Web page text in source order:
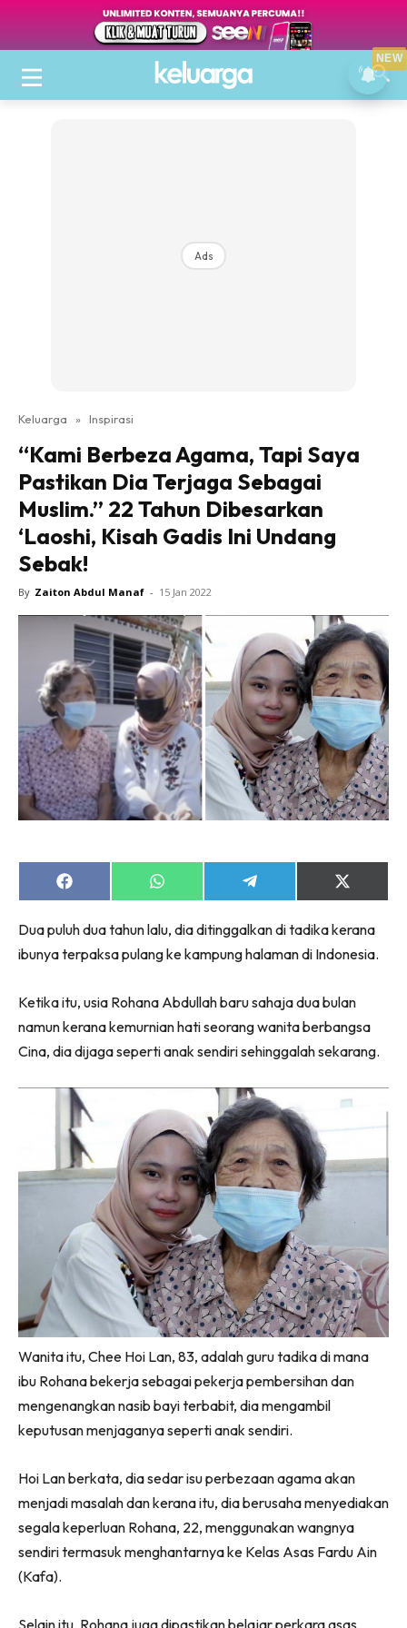
Ads
Keluarga » Inspirasi
“Kami Berbeza Agama, Tapi Saya
Pastikan Dia Terjaga Sebagai
Muslim.” 22 Tahun Dibesarkan
‘Laoshi, Kisah Gadis Ini Undang
Sebak!
By Zaiton Abdul Manaf - 15 Jan 2022
Share
on
Share
on
Share
on
Share
on
(Twitter)
Dua puluh dua tahun lalu, dia ditinggalkan di tadika kerana
ibunya terpaksa pulang ke kampung halaman di Indonesia.
Ketika itu, usia Rohana Abdullah baru sahaja dua bulan
namun kerana kemurnian hati seorang wanita berbangsa
Cina, dia dijaga seperti anak sendiri sehinggalah sekarang.
Wanita itu, Chee Hoi Lan, 83, adalah guru tadika di mana
ibu Rohana bekerja sebagai pekerja pembersihan dan
mengenangkan nasib bayi terbabit, dia mengambil
keputusan menjaganya seperti anak sendiri.
Hoi Lan berkata, dia sedar isu perbezaan agama akan
menjadi masalah dan kerana itu, dia berusaha menyediakan
segala keperluan Rohana, 22, menggunakan wangnya
sendiri termasuk menghantarnya ke Kelas Asas Fardu Ain
(Kafa).
NEW